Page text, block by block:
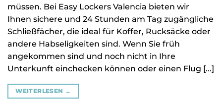
müssen. Bei Easy Lockers Valencia bieten wir
Ihnen sichere und 24 Stunden am Tag zugängliche
Schließfächer, die ideal für Koffer, Rucksäcke oder
andere Habseligkeiten sind. Wenn Sie früh
angekommen sind und noch nicht in Ihre
Unterkunft einchecken können oder einen Flug [...]
WEITERLESEN →